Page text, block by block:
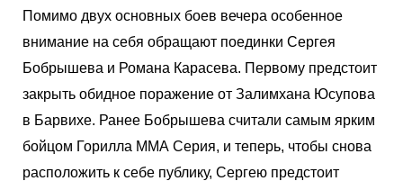
Помимо двух основных боев вечера особенное
внимание на себя обращают поединки Сергея
Бобрышева и Романа Карасева. Первому предстоит
закрыть обидное поражение от Залимхана Юсупова
в Барвихе. Ранее Бобрышева считали самым ярким
бойцом Горилла ММА Серия, и теперь, чтобы снова
расположить к себе публику, Сергею предстоит